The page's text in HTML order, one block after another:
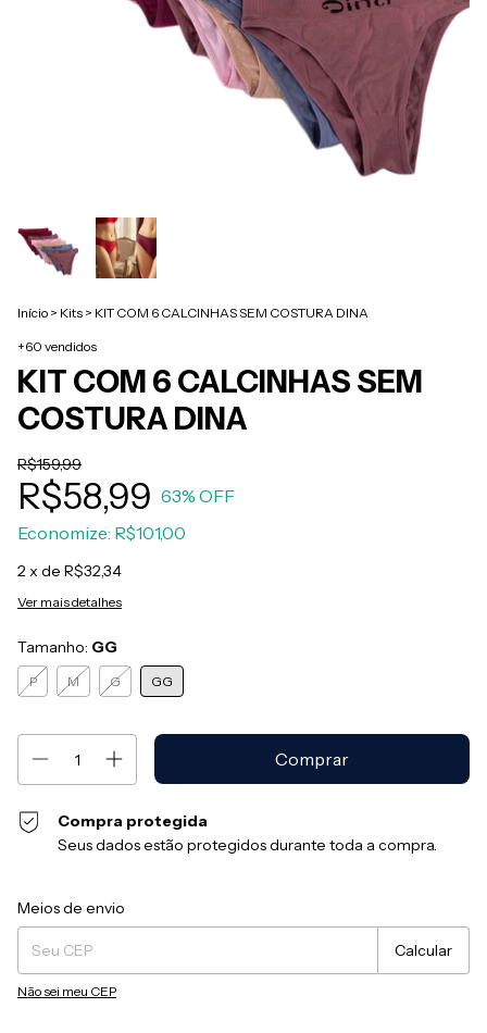
Início > Kits > KIT COM 6 CALCINHAS SEM COSTURA DINA
+60 vendidos
KIT COM 6 CALCINHAS SEM
COSTURA DINA
R$159,99
R$58,99 63% OFF
Economize: R$101,00
2x de R$32,34
Ver mais detalhes
Tamanho: GG
P M G GG
Compra protegida
Seus dados estão protegidos durante toda a compra.
Entregas para o CEP:
Meios de envio
Calcular
Não sei meu CEP